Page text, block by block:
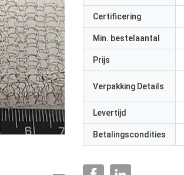
Certificering
Min. bestelaantal
Prijs
Verpakking Details
Levertijd
Betalingscondities